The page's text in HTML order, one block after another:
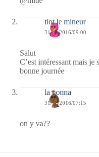
tiot le mineur
31/10/2016/09:00
Salut
C’est intéressant mais je
bonne journée
la nonna
31/10/2016/07:15
on y va??